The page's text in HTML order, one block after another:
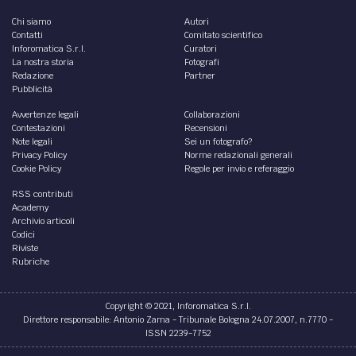
Chi siamo
Contatti
Inforomatica S.r.l.
La nostra storia
Redazione
Pubblicità
Autori
Comitato scientifico
Curatori
Fotografi
Partner
Avvertenze legali
Contestazioni
Note legali
Privacy Policy
Cookie Policy
Collaborazioni
Recensioni
Sei un fotografo?
Norme redazionali generali
Regole per invio e referaggio
RSS contributi
Academy
Archivio articoli
Codici
Riviste
Rubriche
Copyright © 2021, Inforomatica S.r.l.
Direttore responsabile: Antonio Zama - Tribunale Bologna 24.07.2007, n.7770 -
ISSN 2239-7752